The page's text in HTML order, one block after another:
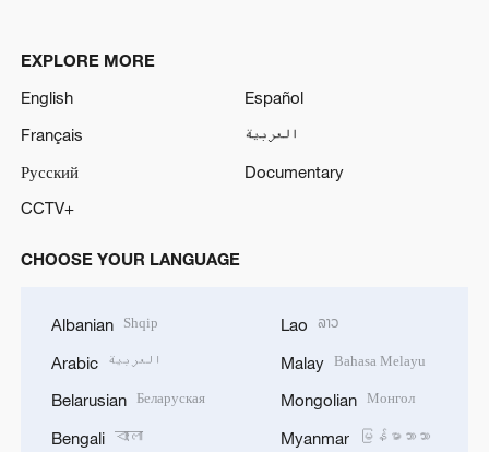
EXPLORE MORE
English
Español
Français
العربية
Русский
Documentary
CCTV+
CHOOSE YOUR LANGUAGE
Albanian Shqip
Arabic العربية
Belarusian Беларуская
Bengali বাংলা
Lao ລາວ
Malay Bahasa Melayu
Mongolian Монгол
Myanmar မြန်မာဘာသာ